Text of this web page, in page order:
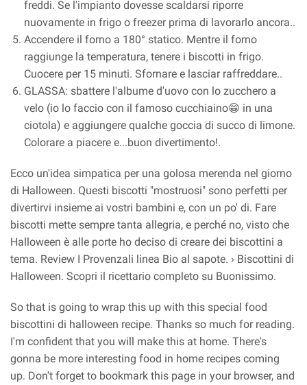
freddi. Se l'impianto dovesse scaldarsi riporre
nuovamente in frigo o freezer prima di lavorarlo ancora..
Accendere il forno a 180° statico. Mentre il forno
raggiunge la temperatura, tenere i biscotti in frigo.
Cuocere per 15 minuti. Sfornare e lasciar raffreddare..
GLASSA: sbattere l'albume d'uovo con lo zucchero a
velo (io lo faccio con il famoso cucchiaino😁 in una
ciotola) e aggiungere qualche goccia di succo di limone.
Colorare a piacere e...buon divertimento!.
Ecco un'idea simpatica per una golosa merenda nel giorno
di Halloween. Questi biscotti "mostruosi" sono perfetti per
divertirvi insieme ai vostri bambini e, con un po' di. Fare
biscotti mette sempre tanta allegria, e perché no, visto che
Halloween è alle porte ho deciso di creare dei biscottini a
tema. Review I Provenzali linea Bio al sapote. › Biscottini di
Halloween. Scopri il ricettario completo su Buonissimo.
So that is going to wrap this up with this special food
biscottini di halloween recipe. Thanks so much for reading.
I'm confident that you will make this at home. There's
gonna be more interesting food in home recipes coming
up. Don't forget to bookmark this page in your browser, and